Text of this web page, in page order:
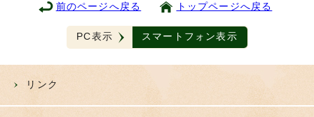
前のページへ戻る トップページへ戻る
PC表示 スマートフォン表示
リンク